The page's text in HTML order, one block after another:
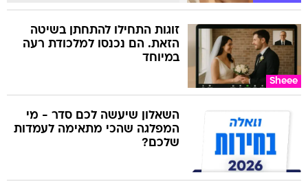
Sheee
זוגות התחילו להתחתן בשיטה
הזאת. הם נכנסו למלכודת רעה
במיוחד
השאלון שיעשה לכם סדר - מי
המפלגה שהכי מתאימה לעמדות
שלכם?